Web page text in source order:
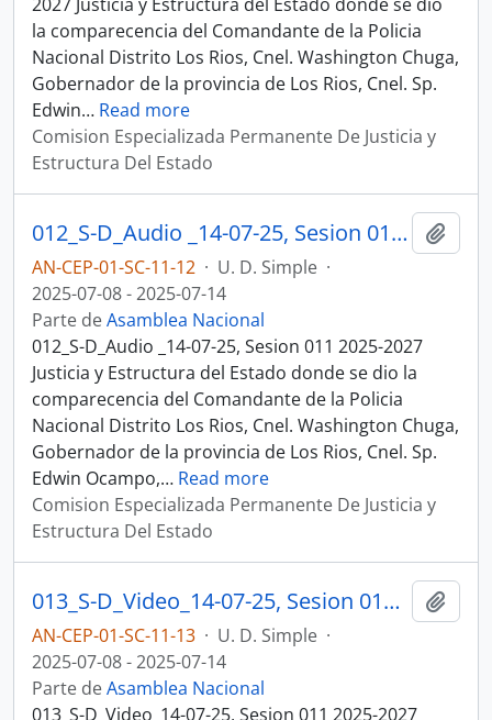
la comparecencia del Comandante de la Policia
Nacional Distrito Los Rios, Cnel. Washington Chuga,
Gobernador de la provincia de Los Rios, Cnel. Sp.
Edwin… Read more
Comision Especializada Permanente De Justicia y
Estructura Del Estado
012_S-D_Audio _14-07-25, Sesion 011 Justicia y Estructura del Estado
AN-CEP-01-SC-11-12 · U. D. Simple ·
2025-07-08 - 2025-07-14
Parte deAsamblea Nacional
012_S-D_Audio _14-07-25, Sesion 011 2025-2027
Justicia y Estructura del Estado donde se dio la
comparecencia del Comandante de la Policia
Nacional Distrito Los Rios, Cnel. Washington Chuga,
Gobernador de la provincia de Los Rios, Cnel. Sp.
Edwin Ocampo,… Read more
Comision Especializada Permanente De Justicia y
Estructura Del Estado
013_S-D_Video_14-07-25, Sesion 011 Justicia y Estructura del Estado
AN-CEP-01-SC-11-13 · U. D. Simple ·
2025-07-08 - 2025-07-14
Parte deAsamblea Nacional
013_S-D_Video_14-07-25, Sesion 011 2025-2027